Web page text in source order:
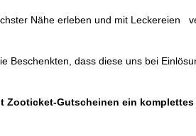
Nähe erleben und mit Leckereien
Beschenkten, dass diese uns bei
Zooticket-Gutscheinen ein